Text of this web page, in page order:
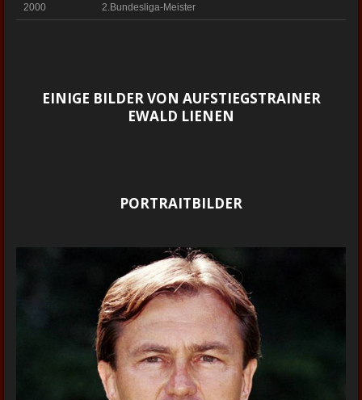
2000 2.Bundesliga-Meister
EINIGE BILDER VON AUFSTIEGSTRAINER
EWALD LIENEN
PORTRAITBILDER